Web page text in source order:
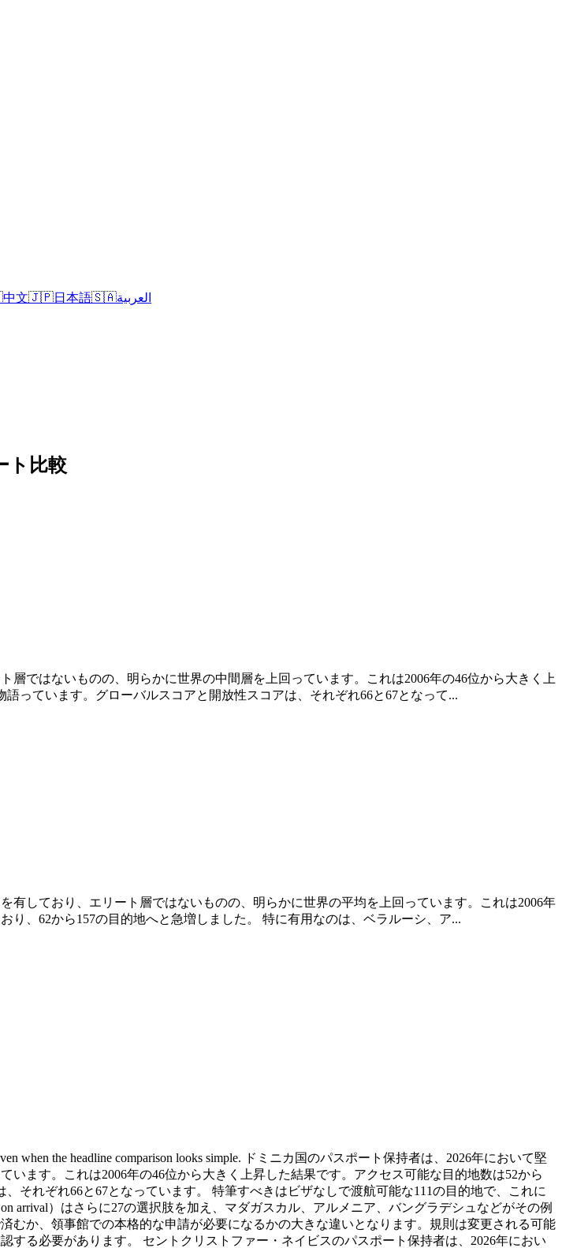
中文🇯🇵日本語🇸🇦العربية
ト比較
ではないものの、明らかに世界の中間層を上回っています。これは2006年の46位から大きく上
っています。グローバルスコアと開放性スコアは、それぞれ66と67となって...
しており、エリート層ではないものの、明らかに世界の平均を上回っています。これは2006年
、62から157の目的地へと急増しました。 特に有用なのは、ベラルーシ、ア...
when the headline comparison looks simple. ドミニカ国のパスポート保持者は、2026年において堅
ます。これは2006年の46位から大きく上昇した結果です。アクセス可能な目的地数は52から
それぞれ66と67となっています。 特筆すべきはビザなしで渡航可能な111の目的地で、これに
arrival）はさらに27の選択肢を加え、マダガスカル、アルメニア、バングラデシュなどがその例
か、領事館での本格的な申請が必要になるかの大きな違いとなります。規則は変更される可能
る必要があります。 セントクリストファー・ネイビスのパスポート保持者は、2026年におい